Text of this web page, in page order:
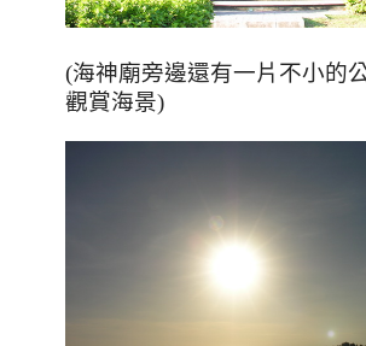
(海神廟旁邊還有一片不小的
觀賞海景)